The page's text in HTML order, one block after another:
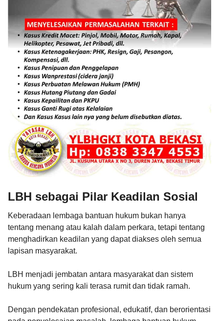
LBH sebagai Pilar Keadilan Sosial
Keberadaan lembaga bantuan hukum bukan hanya
tentang menang atau kalah dalam perkara, tetapi tentang
menghadirkan keadilan yang dapat diakses oleh semua
lapisan masyarakat.
LBH menjadi jembatan antara masyarakat dan sistem
hukum yang sering kali terasa rumit dan tidak ramah.
Dengan pendekatan profesional, edukatif, dan berorientasi